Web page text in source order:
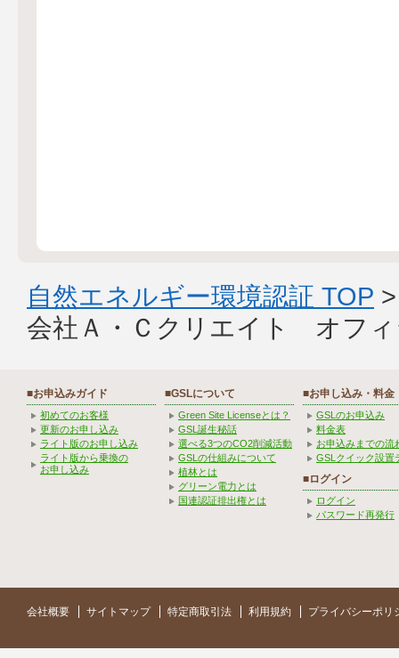
自然エネルギー環境認証 TOP
会社Ａ・Ｃクリエイト オフ
■お申込みガイド
初めてのお客様
更新のお申し込み
ライト版のお申し込み
ライト版から乗換の
お申し込み
■GSLについて
Green Site Licenseとは？
GSL誕生秘話
選べる3つのCO2削減活動
GSLの仕組みについて
植林とは
グリーン電力とは
国連認証排出権とは
■お申し込み・料金
GSLのお申込み
料金表
お申込みまでの流
GSLクイック設置
■ログイン
ログイン
パスワード再発行
会社概要 サイトマップ 特定商取引法 利用規約 プライバシーポリ